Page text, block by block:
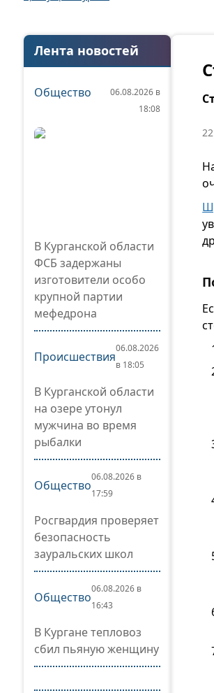
Лента новостей
Общество
06.08.2026 в
18:08
В Курганской области
ФСБ задержаны
изготовители особо
крупной партии
мефедрона
Происшествия
06.08.2026
в 18:05
В Курганской области
на озере утонул
мужчина во время
рыбалки
Общество
06.08.2026 в
17:59
Росгвардия проверяет
безопасность
зауральских школ
Общество
06.08.2026 в
16:43
В Кургане тепловоз
сбил пьяную женщину